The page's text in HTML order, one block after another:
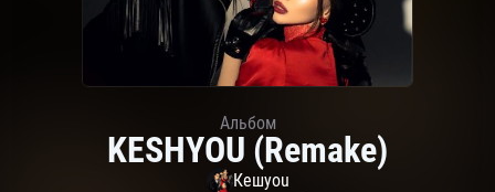
Альбом
KESHYOU (Remake)
Кешyou